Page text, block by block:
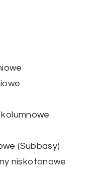
(Subbasy)
niskotonowe